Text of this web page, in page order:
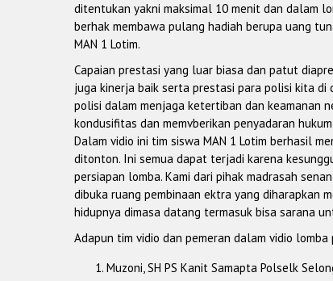
ditentukan yakni maksimal 10 menit dan dalam
berhak membawa pulang hadiah berupa uang
MAN 1 Lotim.
Capaian prestasi yang luar biasa dan patut
juga kinerja baik serta prestasi para polisi kita di
polisi dalam menjaga ketertiban dan keamanan
kondusifitas dan memvberikan penyadaran
Dalam vidio ini tim siswa MAN 1 Lotim berhasil
ditonton. Ini semua dapat terjadi karena
persiapan lomba. Kami dari pihak madrasah
dibuka ruang pembinaan ektra yang diharapkan
hidupnya dimasa datang termasuk bisa sarana
Adapun tim vidio dan pemeran dalam vidio
Muzoni, SH PS Kanit Samapta Polselk